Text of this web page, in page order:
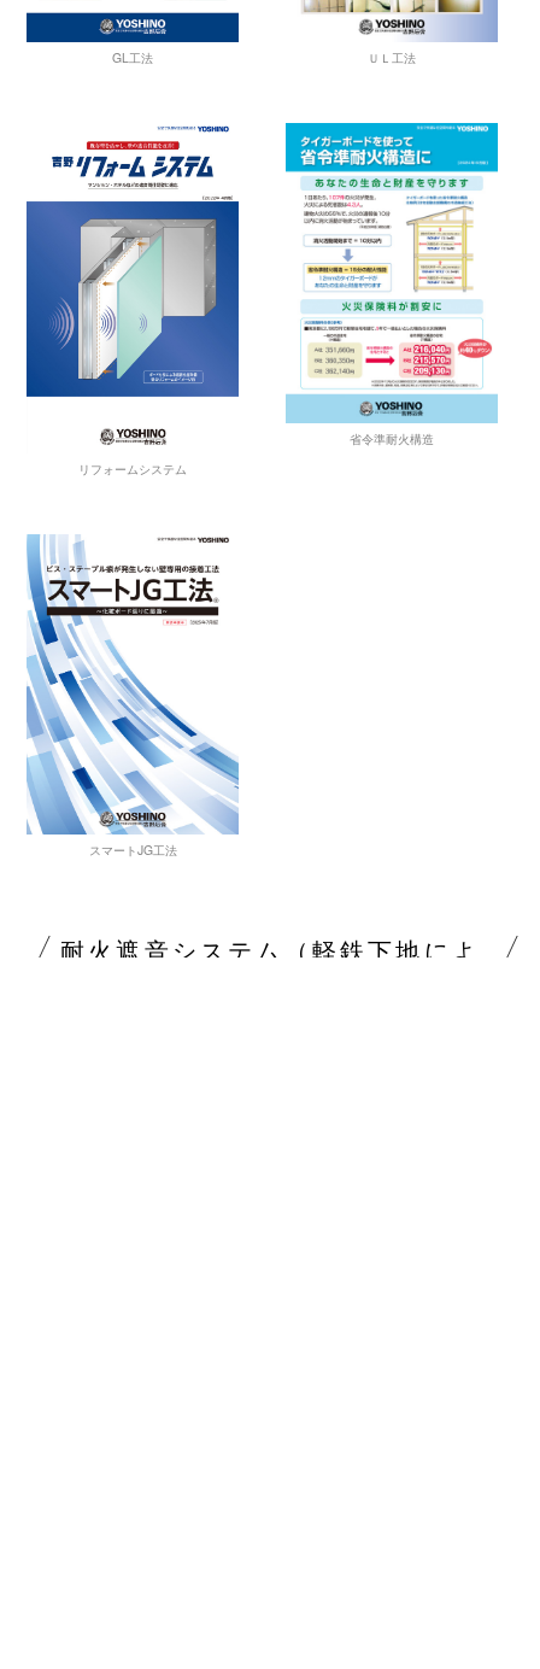
GL工法 ＵＬ工法
リフォームシステム
省令準耐火構造
スマートJG工法
耐火遮音システム（軽鉄下地によ